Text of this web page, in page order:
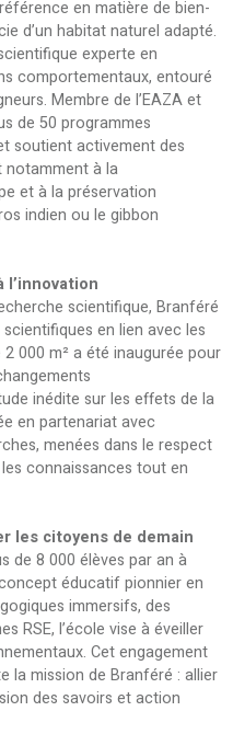
en matière de bien-
d’un habitat naturel adapté.
experte en
comportementaux, entouré
Membre de l’EAZA et
de 50 programmes
soutient activement des
notamment à la
et à la préservation
indien ou le gibbon
l’innovation
scientifique, Branféré
en lien avec les
000 m² a été inaugurée pour
inédite sur les effets de la
en partenariat avec
menées dans le respect
connaissances tout en
les citoyens de demain
de 8 000 élèves par an à
éducatif pionnier en
immersifs, des
RSE, l’école vise à éveiller
Cet engagement
la mission de Branféré : allier
des savoirs et action